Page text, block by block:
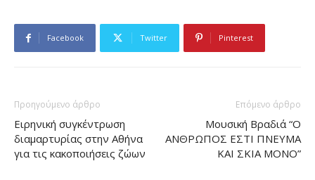
Facebook Twitter Pinterest
Προηγούμενο άρθρο
Ειρηνική συγκέντρωση
διαμαρτυρίας στην Αθήνα
για τις κακοποιήσεις ζώων
Επόμενο άρθρο
Μουσική Βραδιά “Ο
ΑΝΘΡΩΠΟΣ ΕΣΤΙ ΠΝΕΥΜΑ
ΚΑΙ ΣΚΙΑ ΜΟΝΟ”